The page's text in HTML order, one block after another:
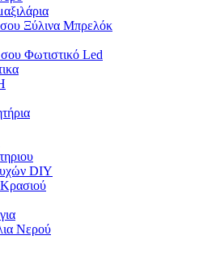
σου Ξύλινα Μπρελόκ
Φωτιστικό Led
DIY
Κρασιού
Νερού